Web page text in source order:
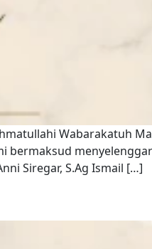
Wabarakatuh
bermaksud
Siregar, S.Ag Ismail […]